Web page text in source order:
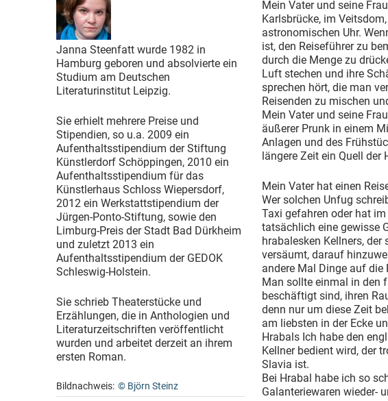
Janna Steenfatt wurde 1982 in
Hamburg geboren und absolvierte ein
Studium am Deutschen
Literaturinstitut Leipzig.
Sie erhielt mehrere Preise und
Stipendien, so u.a. 2009 ein
Aufenthaltsstipendium der Stiftung
Künstlerdorf Schöppingen, 2010 ein
Aufenthaltsstipendium für das
Künstlerhaus Schloss Wiepersdorf,
2012 ein Werkstattstipendium der
Jürgen-Ponto-Stiftung, sowie den
Limburg-Preis der Stadt Bad Dürkheim
und zuletzt 2013 ein
Aufenthaltsstipendium der GEDOK
Schleswig-Holstein.
Sie schrieb Theaterstücke und
Erzählungen, die in Anthologien und
Literaturzeitschriften veröffentlicht
wurden und arbeitet derzeit an ihrem
ersten Roman.
Bildnachweis: © Björn Steinz
Mein Vater und seine
Karlsbrücke, im
astronomischen Uhr.
ist, den Reiseführer zu
durch die Menge zu
Luft stechen und ihre
sprechen hört, die man
Reisenden zu mischen
Mein Vater und seine
äußerer Prunk in einem
Anlagen und des
längere Zeit ein Quell der
Mein Vater hat einen
Wer solchen Unfug
Taxi gefahren oder hat
tatsächlich eine gewisse
hrabalesken Kellners,
versäumt, darauf
andere Mal Dinge auf
Man sollte einmal in den
beschäftigt sind, ihren
denn nur um diese Zeit
am liebsten in der Ecke
Hrabals Ich habe den
Kellner bedient wird, der
Slavia ist.
Bei Hrabal habe ich so
Galanteriewaren wieder-